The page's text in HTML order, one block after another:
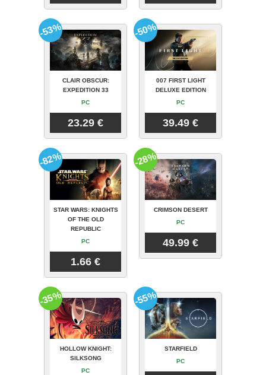
CLAIR OBSCUR:
EXPEDITION 33
PC
23.29 €
-53%
007 FIRST LIGHT
DELUXE EDITION
PC
39.49 €
-50%
STAR WARS: KNIGHTS
OF THE OLD
REPUBLIC
PC
1.66 €
-82%
CRIMSON DESERT
PC
49.99 €
-28%
HOLLOW KNIGHT:
SILKSONG
PC
-35%
STARFIELD
PC
-55%